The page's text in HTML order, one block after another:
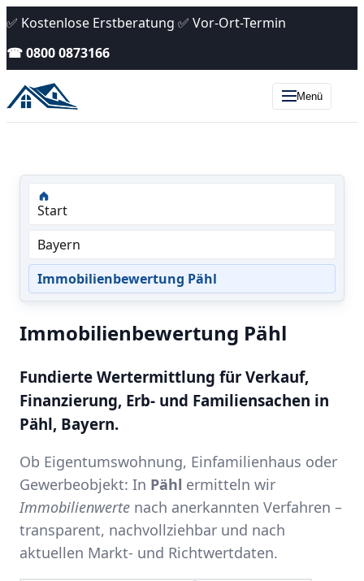
✅ Kostenlose Erstberatung ✅ Vor-Ort-Termin
☎ 0800 0873166
Menü
Start
Bayern
Immobilienbewertung Pähl
Immobilienbewertung Pähl
Fundierte Wertermittlung für Verkauf,
Finanzierung, Erb- und Familiensachen in
Pähl, Bayern.
Ob Eigentumswohnung, Einfamilienhaus oder
Gewerbeobjekt: In Pähl ermitteln wir
Immobilienwerte nach anerkannten Verfahren –
transparent, nachvollziehbar und nach
aktuellen Markt- und Richtwertdaten.